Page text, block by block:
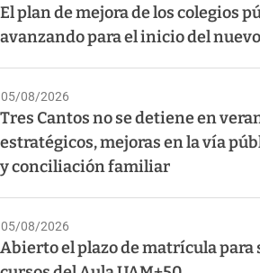
El plan de mejora de los colegios
avanzando para el inicio del
05/08/2026
Tres Cantos no se detiene en
estratégicos, mejoras en la vía
y conciliación familiar
05/08/2026
Abierto el plazo de matrícula para